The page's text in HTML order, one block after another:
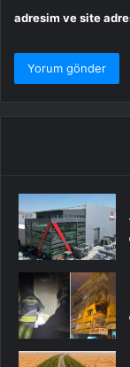
adresim ve site